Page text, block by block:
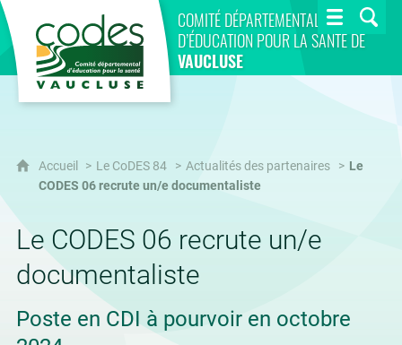
COMITÉ DÉPARTEMENTAL
D’ÉDUCATION POUR LA SANTÉ DE
VAUCLUSE
CoDES 84
Accueil Le CoDES 84 Actualités des partenaires
Le
CODES 06 recrute un/e documentaliste
Le CODES 06 recrute un/e
documentaliste
Poste en CDI à pourvoir en octobre